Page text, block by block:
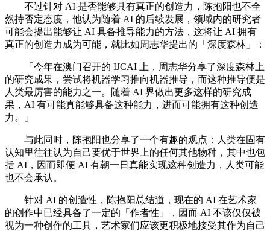
不过针对 AI 是否能够具有真正的创造力，陈抱阳也不全
然持否定态度，他认为随着 AI 的后续发展，领域内的研究者
可能会提出能够让 AI 具备推导能力的方法，这将让 AI 拥有
真正的创造力成为可能，就比如周志华提出的「深度森林」：
「今年在澳门召开的 IJCAI 上，周志华分享了深度森林上
的研究成果，尝试将机器学习推向机器推导，而这种推导便是
人类最厉害的能力之一。随着 AI 界做出更多这样的研究成
果，AI 有可能真能够具备这种能力，进而可能拥有这种创造
力。」
与此同时，陈抱阳也分享了一个有趣的观点：人类在固有
认知里往往认为自己要优于世界上的任何其他物种，其中也包
括 AI，因而即便 AI 有朝一日真能实现这种创造力，人类可能
也不会承认。
针对 AI 的创造性，陈抱阳总结道，现在的 AI 在艺术家
的创作中已经具备了一定的「作者性」，因而 AI 不该仅仅被
视为一种创作的工具，艺术家们应该更积极地接受其作为自己